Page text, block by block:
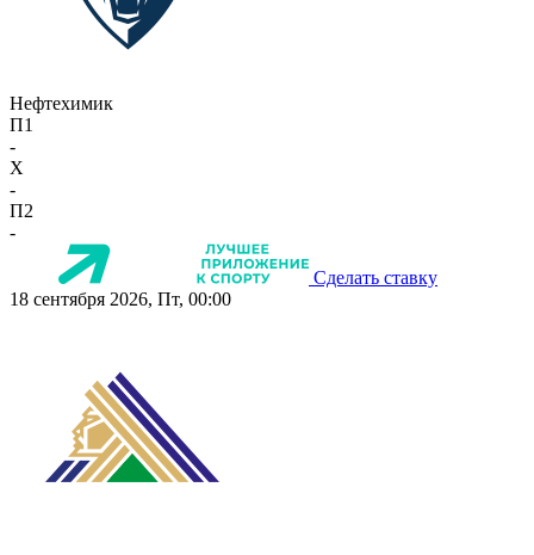
Нефтехимик
П1
-
X
-
П2
-
Сделать ставку
18 сентября 2026, Пт, 00:00